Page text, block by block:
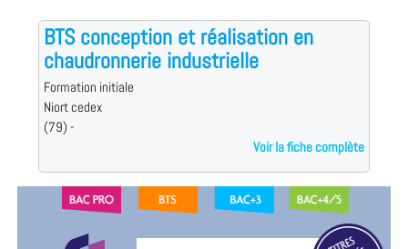
BTS conception et réalisation en
chaudronnerie industrielle
Formation initiale
Niort cedex
(79) -
Voir la fiche complète